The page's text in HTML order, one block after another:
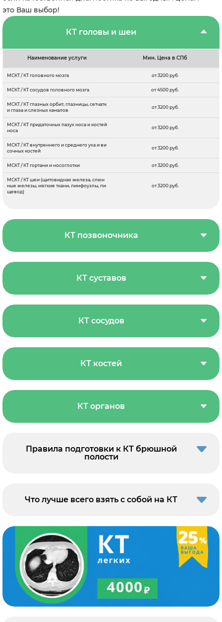
это Ваш выбор!
КТ головы и шеи
Наименование услуги Мин. Цена в СПб
МСКТ / КТ головного мозга от 3200 руб.
МСКТ / КТ сосудов головного мозга от 4500 руб.
МСКТ / КТ глазных орбит, глазницы, сетчатк
и глаза и слезных каналов
от 3200 руб.
МСКТ / КТ придаточных пазух носа и костей
носа
от 3200 руб.
МСКТ / КТ внутреннего и среднего уха и ви
сочных костей
от 3200 руб.
МСКТ / КТ гортани и носоглотки от 3200 руб.
МСКТ / КТ шеи (щитовидная железа, слюн
ные железы, мягкие ткани, лимфоузлы, пи
щевод)
от 3200 руб.
КТ позвоночника
КТ суставов
КТ сосудов
КТ костей
КТ органов
Правила подготовки к КТ брюшной
полости
Что лучше всего взять с собой на КТ